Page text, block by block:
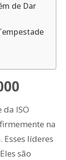
de Dar
ISO
na
líderes
são